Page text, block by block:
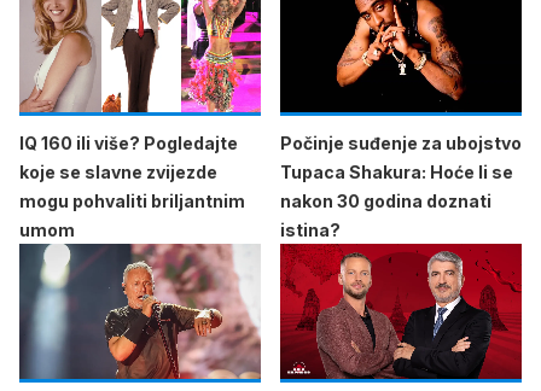
IQ 160 ili više? Pogledajte
koje se slavne zvijezde
mogu pohvaliti briljantnim
umom
Počinje suđenje za ubojstvo
Tupaca Shakura: Hoće li se
nakon 30 godina doznati
istina?